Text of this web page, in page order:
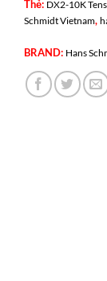
Thẻ: DX2-10K
Schmidt Vietnam,
BRAND: Hans